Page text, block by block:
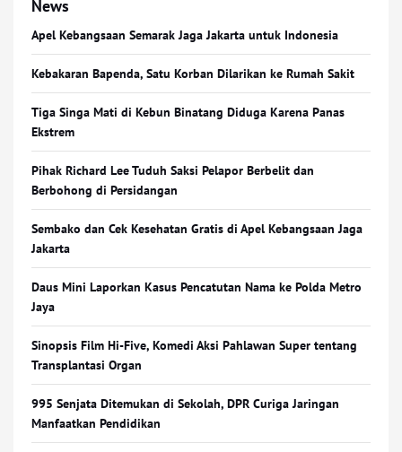
News
Apel Kebangsaan Semarak Jaga Jakarta untuk Indonesia
Kebakaran Bapenda, Satu Korban Dilarikan ke Rumah Sakit
Tiga Singa Mati di Kebun Binatang Diduga Karena Panas
Ekstrem
Pihak Richard Lee Tuduh Saksi Pelapor Berbelit dan
Berbohong di Persidangan
Sembako dan Cek Kesehatan Gratis di Apel Kebangsaan Jaga
Jakarta
Daus Mini Laporkan Kasus Pencatutan Nama ke Polda Metro
Jaya
Sinopsis Film Hi-Five, Komedi Aksi Pahlawan Super tentang
Transplantasi Organ
995 Senjata Ditemukan di Sekolah, DPR Curiga Jaringan
Manfaatkan Pendidikan